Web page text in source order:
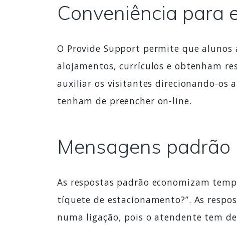
Conveniência para
O Provide Support permite que
alojamentos, currículos e obtenham
auxiliar os visitantes direcionando-os
tenham de preencher on-line.
Mensagens padrão
As respostas padrão economizam
tíquete de estacionamento?”. As
numa ligação, pois o atendente tem